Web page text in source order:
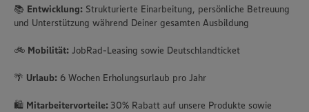
📚 Entwicklung: Strukturierte Einarbeitung, persönliche Betreuung
und Unterstützung während Deiner gesamten Ausbildung
🚲 Mobilität: JobRad-Leasing sowie Deutschlandticket
🌴 Urlaub: 6 Wochen Erholungsurlaub pro Jahr
🛍️ Mitarbeitervorteile: 30% Rabatt auf unsere Produkte sowie